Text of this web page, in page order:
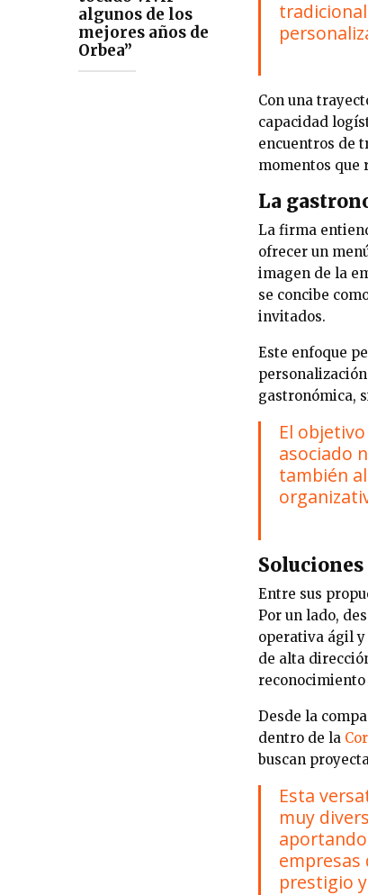
algunos de los
mejores años de
Orbea”
Con una
capacidad
encuentros de
momentos que
La
La firma
ofrecer un
imagen de la
se concibe
invitados.
Este enfoque
gastronómica,
El
asociado
también
Soluciones
Entre sus
Por un lado,
operativa ágil
de alta
reconocimiento
Desde la
dentro de la
buscan
Esta
muy
empresas
prestigio